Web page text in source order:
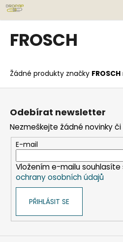
Přejít
na
obsah
FROSCH
Žádné produkty značky FROSCH
K
o
o
p
o
t
ř
e
b
e
n
a
Z
Odebírat newsletter
Nezmeškejte žádné novinky či
E-mail
Vložením e-mailu souhlasíte
ochrany osobních údajů
PŘIHLÁSIT SE